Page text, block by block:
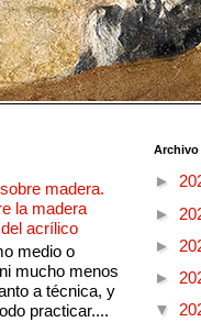
madera.
la madera
acrílico
medio o
mucho menos
a técnica, y
practicar....
►
►
►
►
▼